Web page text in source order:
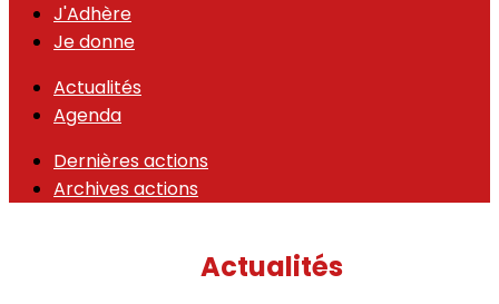
J'Adhère
Je donne
Actualités
Agenda
Dernières actions
Archives actions
Actualités